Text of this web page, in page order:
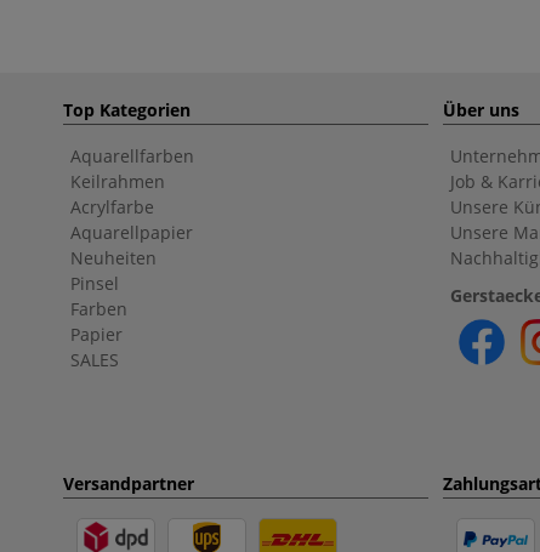
Top Kategorien
Aquarellfarben
Keilrahmen
Acrylfarbe
Aquarellpapier
Neuheiten
Pinsel
Farben
Papier
SALES
Über uns
Job &
Unsere
Unsere
Versandpartner